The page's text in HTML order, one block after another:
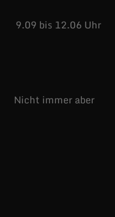
9.09 bis 12.06 Uhr
Nicht immer aber